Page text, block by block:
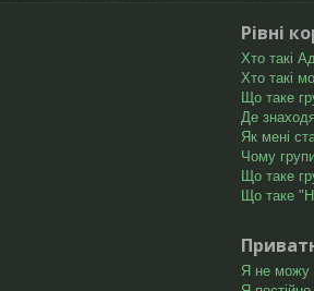
Рівні
Хто такі
Хто такі
Що таке
Де
Як мені
Чому
Що таке
Що таке
Я не можу